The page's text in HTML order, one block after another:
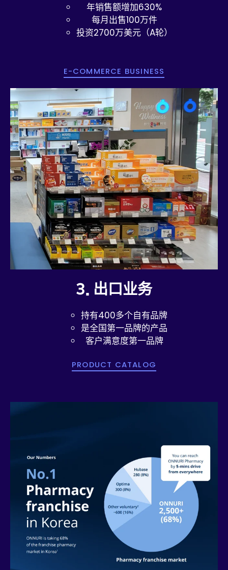
年销售额增加630%
每月出售100万件
投资2700万美元（A轮）
E-COMMERCE BUSINESS
3. 出口业务
持有400多个自有品牌
是全国第一品牌的产品
客户满意度第一品牌
PRODUCT CATALOG